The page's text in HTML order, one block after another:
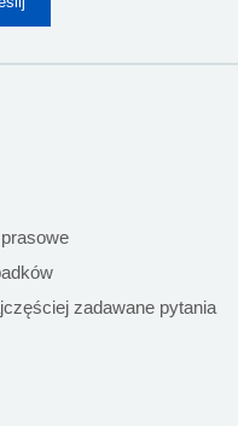
zadawane pytania